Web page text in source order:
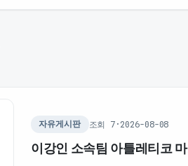
자유게시판 조회 7 · 2026-08-08
이강인 소속팀 아틀레티코